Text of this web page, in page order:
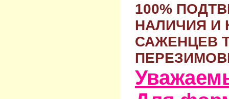
100%
НАЛИЧИЯ И
САЖЕНЦЕВ